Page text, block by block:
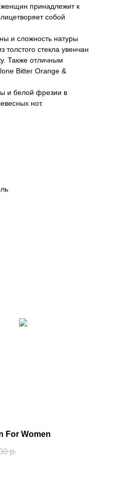
принадлежит к
собой
и сложность натуры
стекла увенчан
Также отличным
Bitter Orange &
и белой фрезии в
нот.
For Women
р.